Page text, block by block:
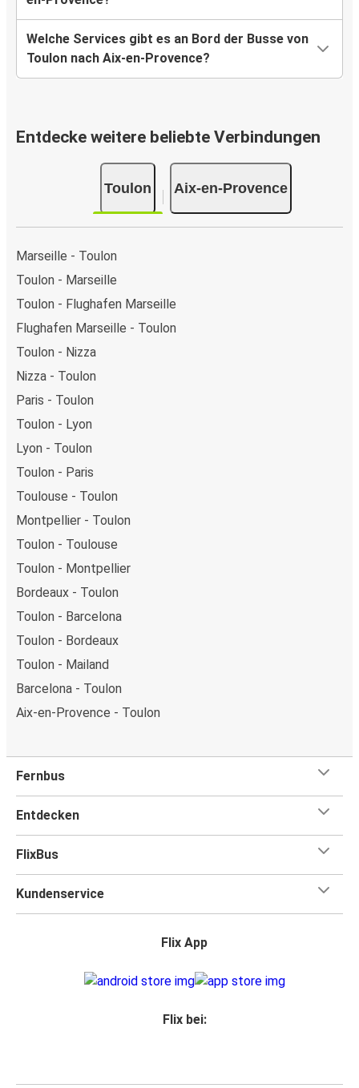
Welche Services gibt es an Bord der Busse von
Toulon nach Aix-en-Provence?
Entdecke weitere beliebte Verbindungen
Toulon Aix-en-Provence
Marseille - Toulon
Toulon - Marseille
Toulon - Flughafen Marseille
Flughafen Marseille - Toulon
Toulon - Nizza
Nizza - Toulon
Paris - Toulon
Toulon - Lyon
Lyon - Toulon
Toulon - Paris
Toulouse - Toulon
Montpellier - Toulon
Toulon - Toulouse
Toulon - Montpellier
Bordeaux - Toulon
Toulon - Barcelona
Toulon - Bordeaux
Toulon - Mailand
Barcelona - Toulon
Aix-en-Provence - Toulon
Fernbus
Entdecken
FlixBus
Kundenservice
Flix App
Flix bei: